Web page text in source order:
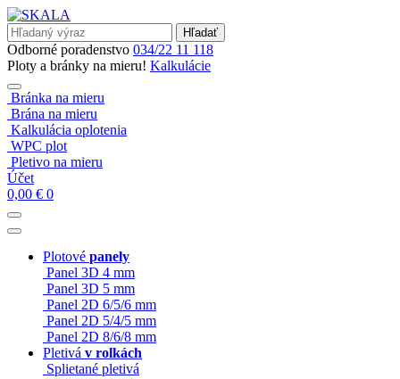
Hľadať
Odborné poradenstvo 034/22 11 118
Ploty a bránky na mieru! Kalkulácie
Bránka na mieru
Brána na mieru
Kalkulácia oplotenia
WPC plot
Pletivo na mieru
Účet
0,00 € 0
Plotové panely
Panel 3D 4 mm
Panel 3D 5 mm
Panel 2D 6/5/6 mm
Panel 2D 5/4/5 mm
Panel 2D 8/6/8 mm
Pletivá v rolkách
Splietané pletivá